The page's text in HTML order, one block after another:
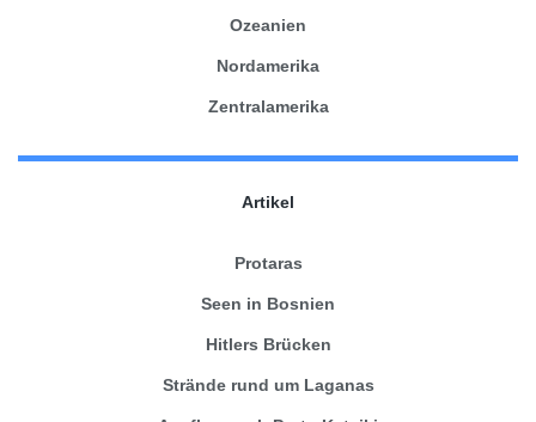
Ozeanien
Nordamerika
Zentralamerika
Artikel
Protaras
Seen in Bosnien
Hitlers Brücken
Strände rund um Laganas